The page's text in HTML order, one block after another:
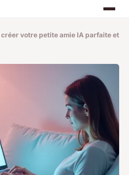
créer votre petite amie IA parfaite et